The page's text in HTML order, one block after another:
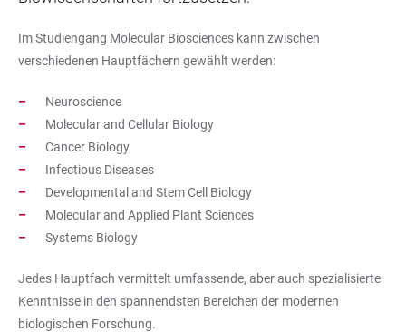
Im Studiengang Molecular Biosciences kann zwischen
verschiedenen Hauptfächern gewählt werden:
Neuroscience
Molecular and Cellular Biology
Cancer Biology
Infectious Diseases
Developmental and Stem Cell Biology
Molecular and Applied Plant Sciences
Systems Biology
Jedes Hauptfach vermittelt umfassende, aber auch spezialisierte
Kenntnisse in den spannendsten Bereichen der modernen
biologischen Forschung.